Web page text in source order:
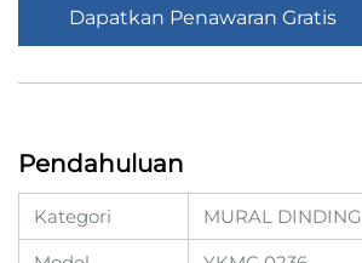
Dapatkan Penawaran Gratis
Pendahuluan
Kategori
MURAL DINDING